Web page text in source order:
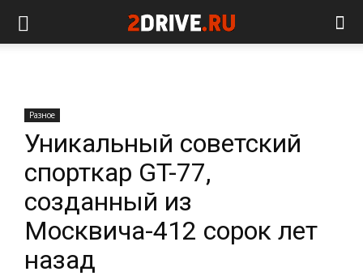
Разное
Уникальный советский
спорткар GT-77,
созданный из
Москвича-412 сорок лет
назад